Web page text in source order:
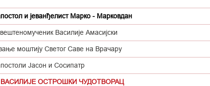
и јеванђелист Марко - Марковдан
Василије Амасијски
моштију Светог Саве на Врачару
Јасон и Сосипатр
ОСТРОШКИ ЧУДОТВОРАЦ